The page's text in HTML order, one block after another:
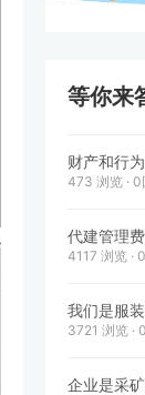
等你来
财产和行
473 浏览 · 0
代建管理
4117 浏览 ·
我们是服
3721 浏览 ·
企业是采